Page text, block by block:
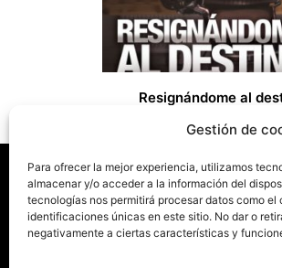
Gestión de
Para ofrecer la mejor experiencia, utilizamos
almacenar y/o acceder a la información del
tecnologías nos permitirá procesar datos como
identificaciones únicas en este sitio. No dar o
negativamente a ciertas características y
Resignándome al